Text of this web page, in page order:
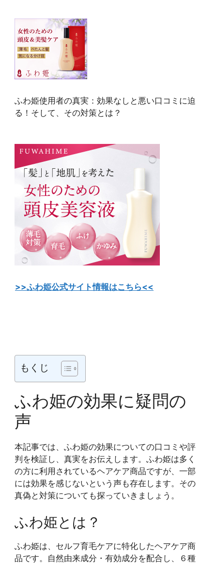
ふわ姫使用者の真実：効果なしと悪い口コミに迫
る！そして、その対策とは？
>>ふわ姫公式サイト情報はこちら<<
もくじ
ふわ姫の効果に疑問の
声
本記事では、ふわ姫の効果についての口コミや評
判を検証し、真実をお伝えします。ふわ姫は多く
の方に利用されているヘアケア商品ですが、一部
には効果を感じないという声も存在します。その
真偽と対策についても探っていきましょう。
ふわ姫とは？
ふわ姫は、セルフ育毛ケアに特化したヘアケア商
品です。自然由来成分・有効成分を配合し、６種